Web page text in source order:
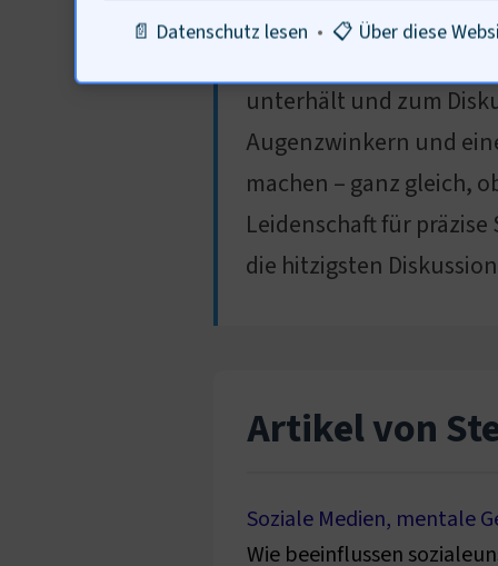
Team in harmonischen
verständliches und
unterhält und zum
Augenzwinkern und
machen – ganz gleich,
Leidenschaft für
die hitzigsten
Artikel von
Soziale Medien, mentale
Wie beeinflussen
📄 Datenschutz lesen • 📋 Über diese